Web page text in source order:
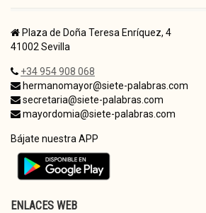
Plaza de Doña Teresa Enríquez, 4
41002 Sevilla
+34 954 908 068
hermanomayor@siete-palabras.com
secretaria@siete-palabras.com
mayordomia@siete-palabras.com
Bájate nuestra APP
ENLACES WEB